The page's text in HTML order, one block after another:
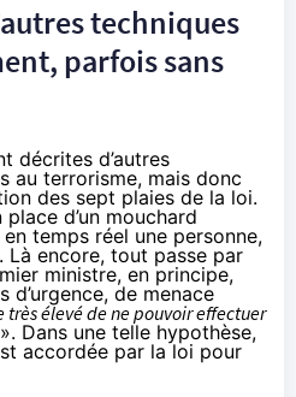
techniques
parfois sans
décrites d’autres
au terrorisme, mais donc
des sept plaies de la loi.
d’un mouchard
temps réel une personne,
Là encore, tout passe par
ministre, en principe,
d’urgence, de menace
très élevé de ne pouvoir effectuer
Dans une telle hypothèse,
accordée par la loi pour